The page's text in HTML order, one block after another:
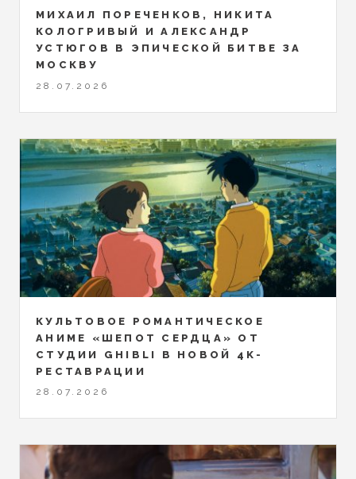
МИХАИЛ ПОРЕЧЕНКОВ, НИКИТА
КОЛОГРИВЫЙ И АЛЕКСАНДР
УСТЮГОВ В ЭПИЧЕСКОЙ БИТВЕ ЗА
МОСКВУ
28.07.2026
КУЛЬТОВОЕ РОМАНТИЧЕСКОЕ
АНИМЕ «ШЕПОТ СЕРДЦА» ОТ
СТУДИИ GHIBLI В НОВОЙ 4K-
РЕСТАВРАЦИИ
28.07.2026